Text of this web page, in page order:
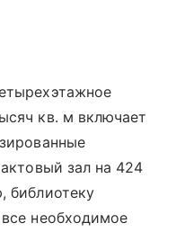
кв. м включает
зал на 424
библиотеку
необходимое